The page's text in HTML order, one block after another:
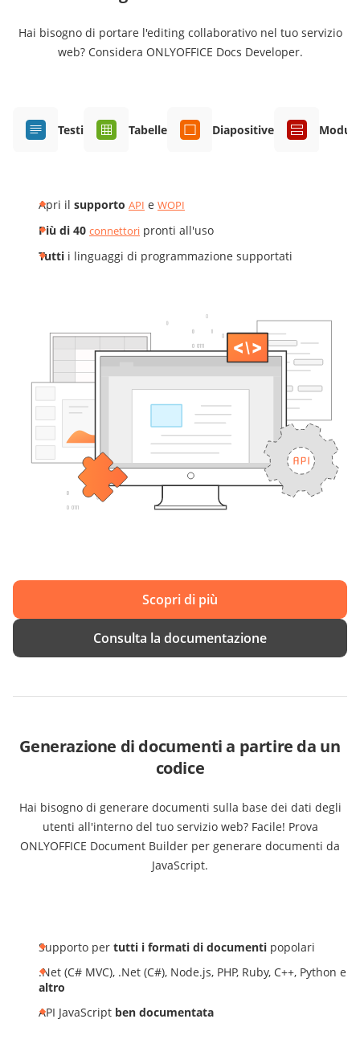
Hai bisogno di portare l'editing collaborativo nel tuo servizio
web? Considera ONLYOFFICE Docs Developer.
Testi Tabelle Diapositive Moduli
Apri il supporto API e WOPI
Più di 40 connettori pronti all'uso
Tutti i linguaggi di programmazione supportati
Scopri di più
Consulta la documentazione
Generazione di documenti a partire da un
codice
Hai bisogno di generare documenti sulla base dei dati degli
utenti all'interno del tuo servizio web? Facile! Prova
ONLYOFFICE Document Builder per generare documenti da
JavaScript.
Supporto per tutti i formati di documenti popolari
.Net (C# MVC), .Net (C#), Node.js, PHP, Ruby, C++, Python e
altro
API JavaScript ben documentata